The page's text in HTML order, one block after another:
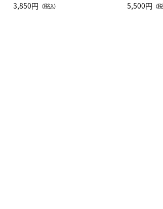
3,850円 （税込）
ーネック
5,500円 （